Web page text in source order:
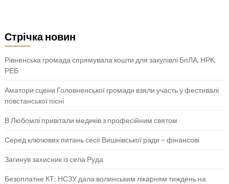
Стрічка новин
Рівненська громада спрямувала кошти для закупівлі БпЛА, НРК,
РЕБ
Аматори сцени Головненської громади взяли участь у фестивалі
повстанської пісні
В Любомлі привітали медиків з професійним святом
Серед ключових питань сесії Вишнівської ради – фінансові
Загинув захисник із села Руда
Безоплатне КТ: НСЗУ дала волинським лікарням тиждень на